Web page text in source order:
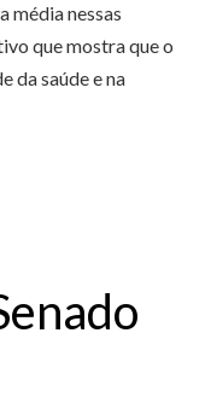
média nessas
que mostra que o
da saúde e na